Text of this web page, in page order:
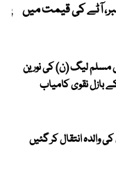
آٹے کی قیمت میں
الیکشن ، ایل اے 27 میں مسلم لیگ (ن) کی نورین
والدہ انتقال کر گئیں